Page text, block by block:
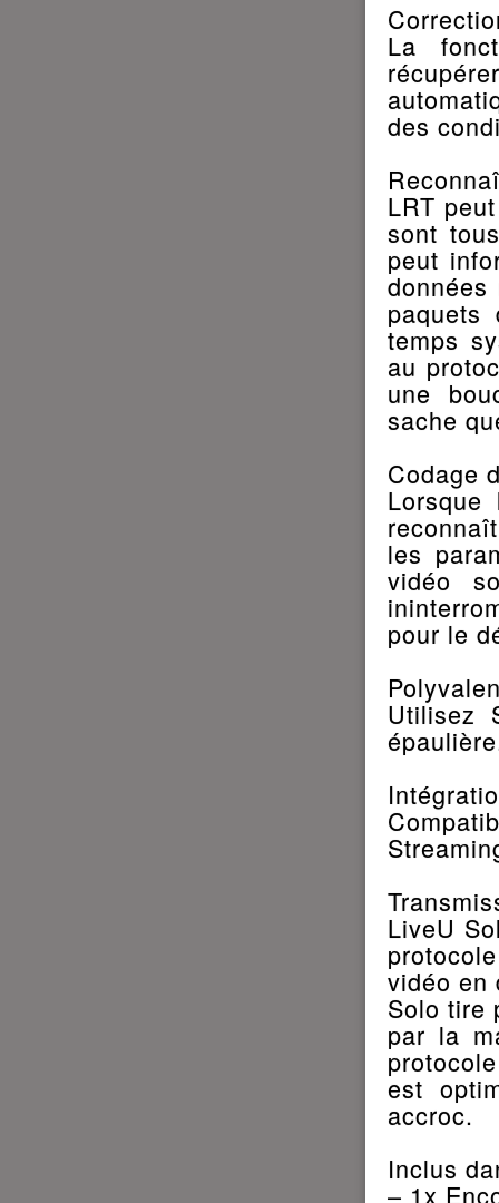
La
des
LRT
sont
peut
données
temps
au
une
sache
Codage
les
vidéo
pour le
Utilisez
LiveU
vidéo en
Solo tire
par la
est
accroc.
Inclus
– 1x